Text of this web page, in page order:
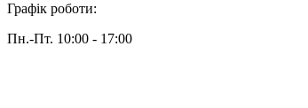
Графік роботи:
Пн.-Пт. 10:00 - 17:00